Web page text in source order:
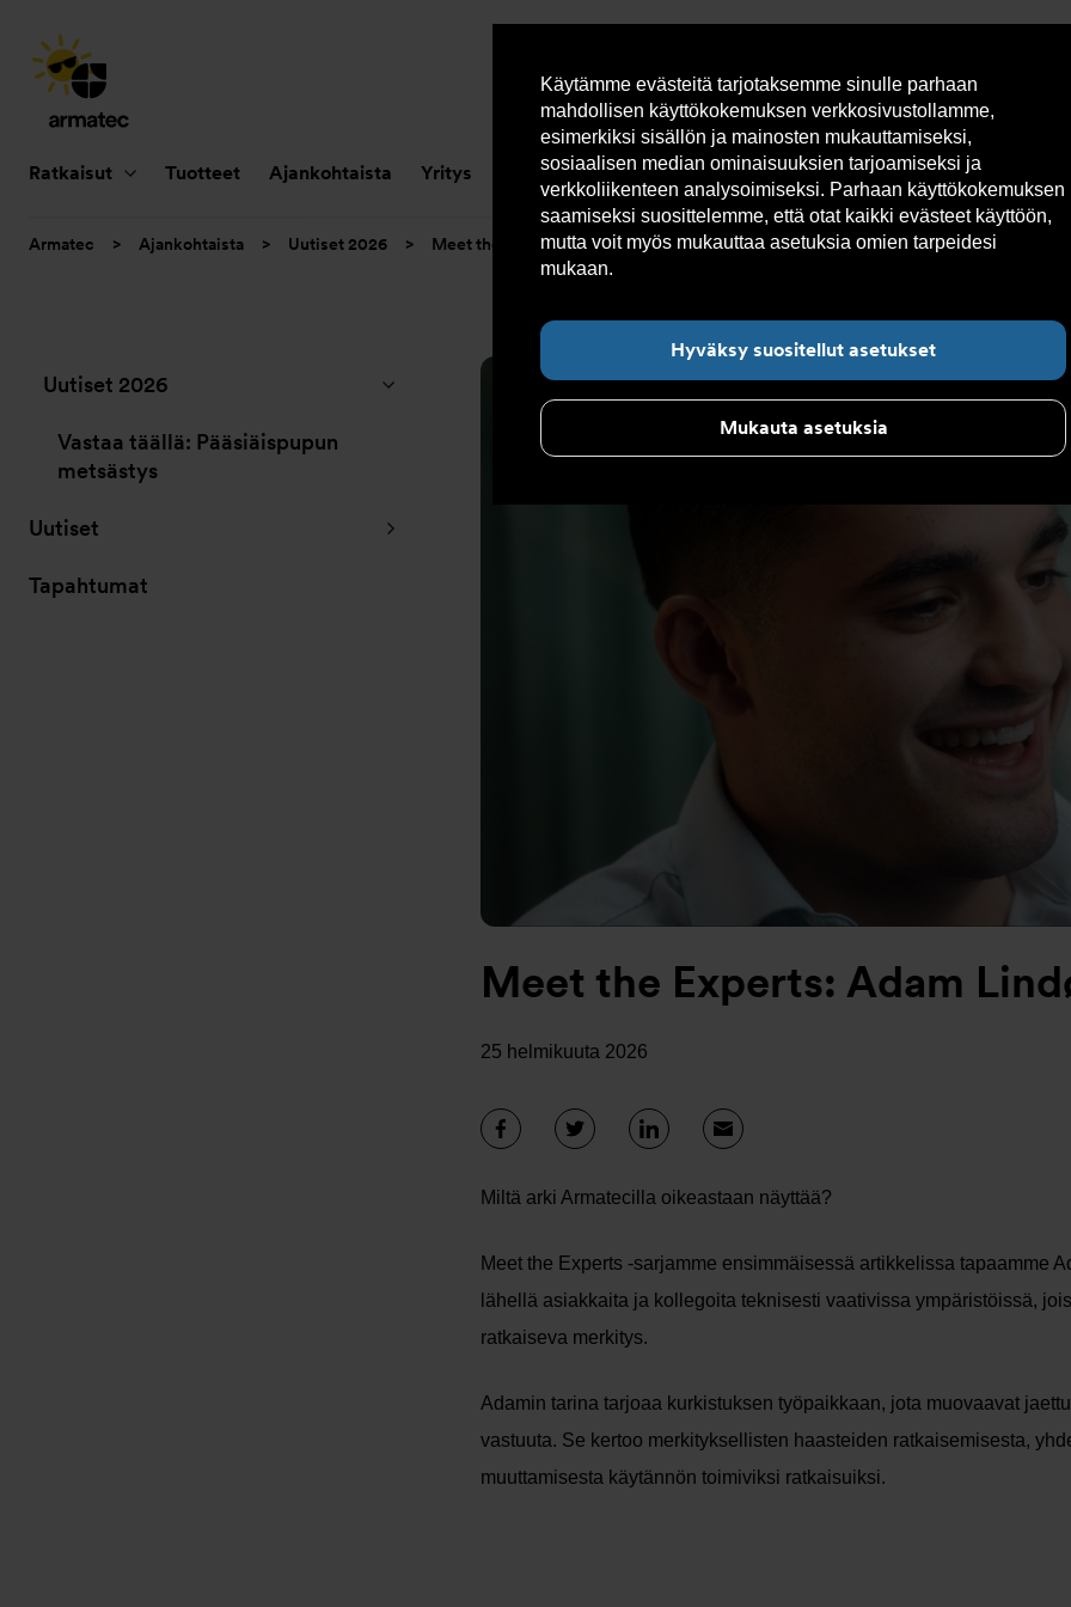
Käytämme evästeitä tarjotaksemme sinulle parhaan
mahdollisen käyttökokemuksen verkkosivustollamme,
esimerkiksi sisällön ja mainosten mukauttamiseksi,
sosiaalisen median ominaisuuksien tarjoamiseksi ja
verkkoliikenteen analysoimiseksi. Parhaan käyttökokemuksen
saamiseksi suosittelemme, että otat kaikki evästeet käyttöön,
mutta voit myös mukauttaa asetuksia omien tarpeidesi
mukaan.
Hyväksy suositellut asetukset
Mukauta asetuksia
Ratkaisut Tuotteet Ajankohtaista Yritys Huolto Vastuullisuus Yhteystiedot Tekniset apuvälineet
Olet
Armatec > Ajankohtaista > Uutiset 2026 > Meet the Experts: Adam Lindøe
”Ajankohtaista”
Uutiset 2026
Vastaa täällä: Pääsiäispupun
metsästys
Uutiset
Tapahtumat
Meet the Experts: Adam
25 helmikuuta 2026
Miltä arki Armatecilla oikeastaan näyttää?
Meet the Experts -sarjamme ensimmäisessä artikkelissa tapaamme
lähellä asiakkaita ja kollegoita teknisesti vaativissa ympäristöissä,
ratkaiseva merkitys.
Adamin tarina tarjoaa kurkistuksen työpaikkaan, jota muovaavat
vastuuta. Se kertoo merkityksellisten haasteiden ratkaisemisesta,
muuttamisesta käytännön toimiviksi ratkaisuiksi.